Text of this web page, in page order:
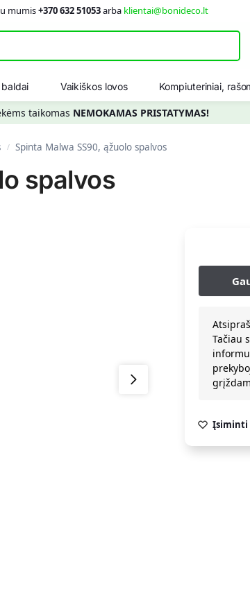
mumis+370 632 51053arba klientai@bonideco.lt
Vaikiškos lovos Kompiuteriniai,
taikomas NEMOKAMAS PRISTATYMAS!
/ Spinta Malwa SS90, ąžuolo spalvos
spalvos
Tačiau
Įsiminti